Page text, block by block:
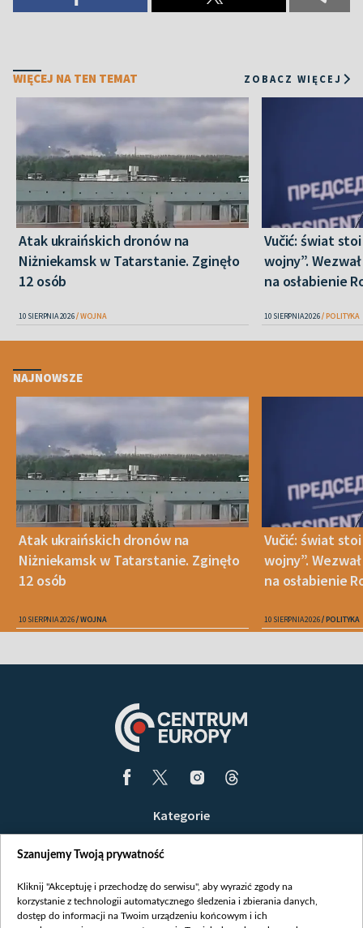
WIĘCEJ NA TEN TEMAT ZOBACZ WIĘCEJ
Atak ukraińskich dronów na
Niżniekamsk w Tatarstanie. Zginęło
12 osób
10 SIERPNIA 2026 WOJNA
Vučić: świat
wojny”.
na osłabienie
10 SIERPNIA 2026 POLITYKA
NAJNOWSZE
Atak ukraińskich dronów na
Niżniekamsk w Tatarstanie. Zginęło
12 osób
10 SIERPNIA 2026 WOJNA
Vučić: świat
wojny”.
na osłabienie
10 SIERPNIA 2026 POLITYKA
Kategorie
Opinie
Białoruś / Polska
Szanujemy Twoją prywatność
Kliknij "Akceptuję i przechodzę do serwisu", aby wyrazić zgody na
korzystanie z technologii automatycznego śledzenia i zbierania danych,
dostęp do informacji na Twoim urządzeniu końcowym i ich